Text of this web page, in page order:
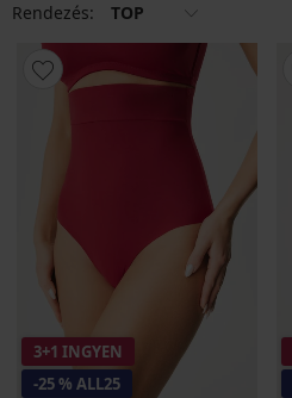
Rendezés: TOP
3+1 INGYEN
-25 % ALL25